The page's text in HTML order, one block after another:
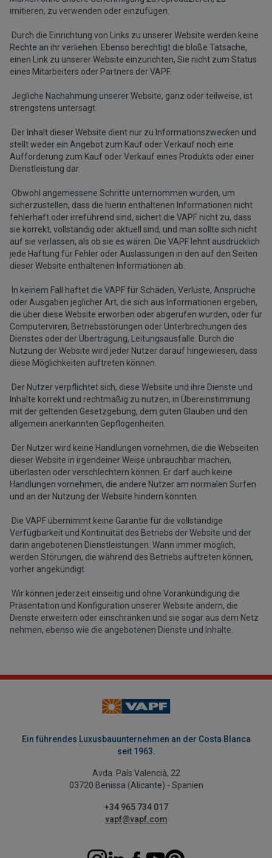
imitieren, zu verwenden oder einzufügen.
Durch die Einrichtung von Links zu unserer Website werden keine
Rechte an ihr verliehen. Ebenso berechtigt die bloße Tatsache,
einen Link zu unserer Website einzurichten, Sie nicht zum Status
eines Mitarbeiters oder Partners der VAPF.
Jegliche Nachahmung unserer Website, ganz oder teilweise, ist
strengstens untersagt.
Der Inhalt dieser Website dient nur zu Informationszwecken und
stellt weder ein Angebot zum Kauf oder Verkauf noch eine
Aufforderung zum Kauf oder Verkauf eines Produkts oder einer
Dienstleistung dar.
Obwohl angemessene Schritte unternommen wurden, um
sicherzustellen, dass die hierin enthaltenen Informationen nicht
fehlerhaft oder irreführend sind, sichert die VAPF nicht zu, dass
sie korrekt, vollständig oder aktuell sind, und man sollte sich nicht
auf sie verlassen, als ob sie es wären. Die VAPF lehnt ausdrücklich
jede Haftung für Fehler oder Auslassungen in den auf den Seiten
dieser Website enthaltenen Informationen ab.
In keinem Fall haftet die VAPF für Schäden, Verluste, Ansprüche
oder Ausgaben jeglicher Art, die sich aus Informationen ergeben,
die über diese Website erworben oder abgerufen wurden, oder für
Computerviren, Betriebsstörungen oder Unterbrechungen des
Dienstes oder der Übertragung, Leitungsausfälle. Durch die
Nutzung der Website wird jeder Nutzer darauf hingewiesen, dass
diese Möglichkeiten auftreten können.
Der Nutzer verpflichtet sich, diese Website und ihre Dienste und
Inhalte korrekt und rechtmäßig zu nutzen, in Übereinstimmung
mit der geltenden Gesetzgebung, dem guten Glauben und den
allgemein anerkannten Gepflogenheiten.
Der Nutzer wird keine Handlungen vornehmen, die die Webseiten
dieser Website in irgendeiner Weise unbrauchbar machen,
überlasten oder verschlechtern können. Er darf auch keine
Handlungen vornehmen, die andere Nutzer am normalen Surfen
und an der Nutzung der Website hindern könnten.
Die VAPF übernimmt keine Garantie für die vollständige
Verfügbarkeit und Kontinuität des Betriebs der Website und der
darin angebotenen Dienstleistungen. Wann immer möglich,
werden Störungen, die während des Betriebs auftreten können,
vorher angekündigt.
Wir können jederzeit einseitig und ohne Vorankündigung die
Präsentation und Konfiguration unserer Website ändern, die
Dienste erweitern oder einschränken und sie sogar aus dem Netz
nehmen, ebenso wie die angebotenen Dienste und Inhalte.
Ein führendes Luxusbauunternehmen an der Costa Blanca
seit 1963.
Avda. País Valencià, 22
03720 Benissa (Alicante) - Spanien
+34 965 734 017
vapf@vapf.com